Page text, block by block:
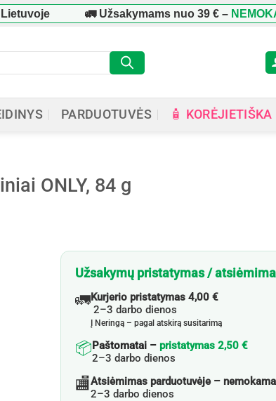
🚛 Užsakymams nuo39 €–NEMOKAMAS
PARDUOTUVĖS 🧴
ONLY, 84 g
Užsakymų pristatymas /
🚛Kurjerio pristatymas 4,00 €
2–3 darbo dienos
Į Neringą – pagal atskirą susitarimą
📦Paštomatai – pristatymas 2,50 €
2–3 darbo dienos
🏬Atsiėmimas parduotuvėje –
2–3 darbo dienos